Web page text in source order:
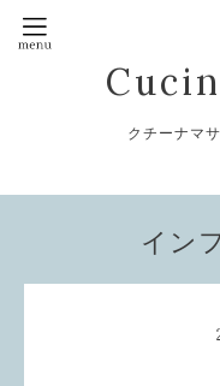
クチーナマ
イン